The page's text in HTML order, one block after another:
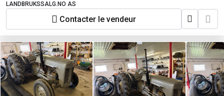
LANDBRUKSSALG.NO AS
Contacter le vendeur